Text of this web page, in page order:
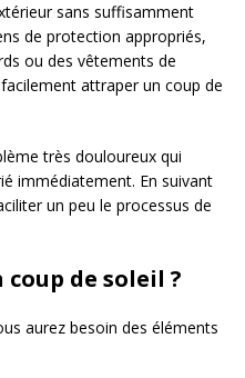
sans suffisamment
de protection appropriés,
ou des vêtements de
attraper un coup de
très douloureux qui
immédiatement. En suivant
un peu le processus de
de soleil ?
aurez besoin des éléments